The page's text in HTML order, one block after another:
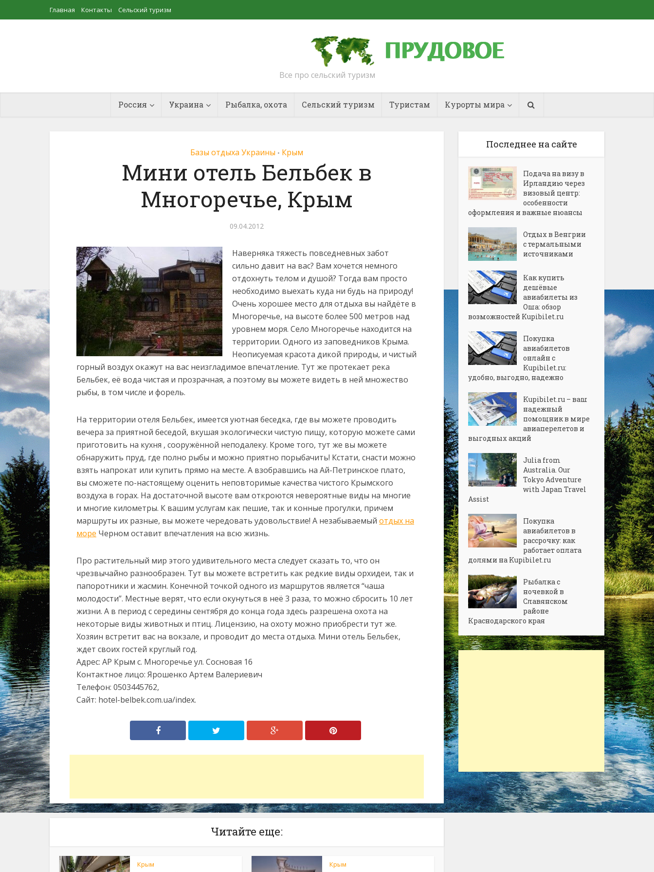
Главная Контакты Сельский туризм
Все про сельский туризм
Россия Украина Рыбалка, охота Сельский туризм Туристам Курорты мира
Базы отдыха Украины • Крым
Мини отель Бельбек в
Многоречье, Крым
09.04.2012
Наверняка тяжесть повседневных забот
сильно давит на вас? Вам хочется немного
отдохнуть телом и душой? Тогда вам просто
необходимо выехать куда ни будь на природу!
Очень хорошее место для отдыха вы найдёте в
Многоречье, на высоте более 500 метров над
уровнем моря. Село Многоречье находится на
территории. Одного из заповедников Крыма.
Неописуемая красота дикой природы, и чистый
горный воздух окажут на вас неизгладимое впечатление. Тут же протекает река
Бельбек, её вода чистая и прозрачная, а поэтому вы можете видеть в ней множество
рыбы, в том числе и форель.
На территории отеля Бельбек, имеется уютная беседка, где вы можете проводить
вечера за приятной беседой, вкушая экологически чистую пищу, которую можете сами
приготовить на кухня , сооружённой неподалеку. Кроме того, тут же вы можете
обнаружить пруд, где полно рыбы и можно приятно порыбачить! Кстати, снасти можно
взять напрокат или купить прямо на месте. А взобравшись на Ай-Петринское плато,
вы сможете по-настоящему оценить неповторимые качества чистого Крымского
воздуха в горах. На достаточной высоте вам откроются невероятные виды на многие
и многие километры. К вашим услугам как пешие, так и конные прогулки, причем
маршруты их разные, вы можете чередовать удовольствие! А незабываемый отдых на
море Черном оставит впечатления на всю жизнь.
Про растительный мир этого удивительного места следует сказать то, что он
чрезвычайно разнообразен. Тут вы можете встретить как редкие виды орхидеи, так и
папоротники и жасмин. Конечной точкой одного из маршрутов является “чаша
молодости”. Местные верят, что если окунуться в неё 3 раза, то можно сбросить 10 лет
жизни. А в период с середины сентября до конца года здесь разрешена охота на
некоторые виды животных и птиц. Лицензию, на охоту можно приобрести тут же.
Хозяин встретит вас на вокзале, и проводит до места отдыха. Мини отель Бельбек,
ждет своих гостей круглый год.
Адрес: АР Крым с. Многоречье ул. Сосновая 16
Контактное лицо: Ярошенко Артем Валериевич
Телефон: 0503445762,
Сайт: hotel-belbek.com.ua/index.
Читайте еще:
Крым Крым
Последнее на сайте
Подача на визу в
Ирландию через
визовый центр:
особенности
оформления и важные нюансы
Отдых в Венгрии
с термальными
источниками
Как купить
дешёвые
авиабилеты из
Оша: обзор
возможностей Kupibilet.ru
Покупка
авиабилетов
онлайн с
Kupibilet.ru:
удобно, выгодно, надежно
Kupibilet.ru – ваш
надежный
помощник в мире
авиаперелетов и
выгодных акций
Julia from
Australia. Our
Tokyo Adventure
with Japan Travel
Assist
Покупка
авиабилетов в
рассрочку: как
работает оплата
долями на Kupibilet.ru
Рыбалка с
ночевкой в
Славянском
районе
Краснодарского края